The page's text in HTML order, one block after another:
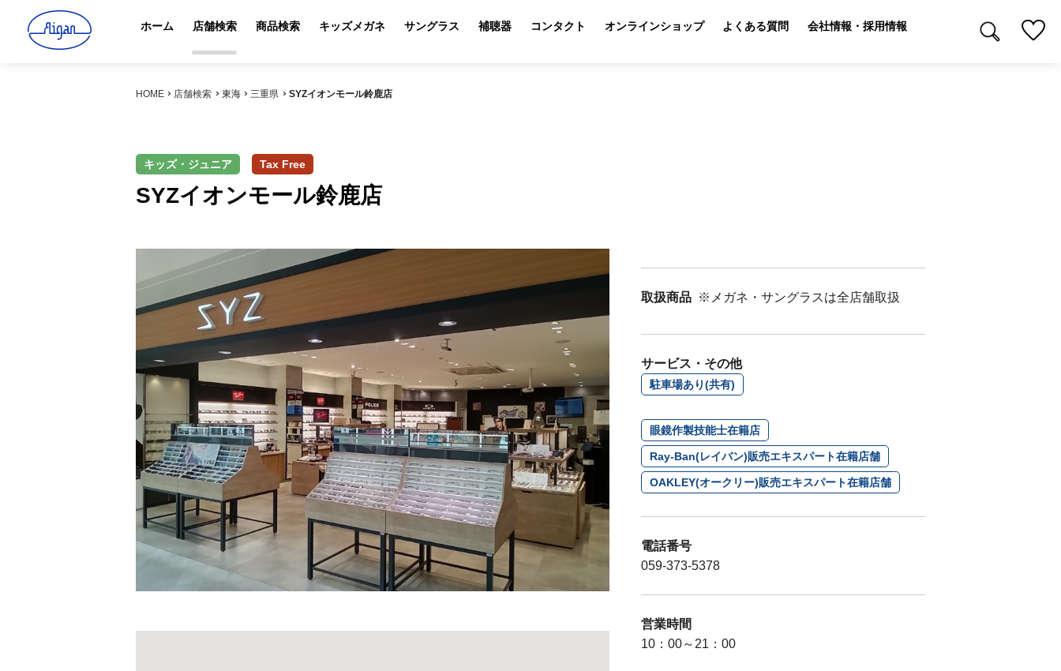
ホーム 店舗検索 商品検索 キッズメガネ サングラス 補聴器 コンタクト オンラインショップ よくある質問 会社情報・採用情報
HOME 店舗検索 東海 三重県 SYZイオンモール鈴鹿店
キッズ・ジュニア Tax Free
SYZイオンモール鈴鹿店
取扱商品 ※メガネ・サングラスは全店舗取扱
サービス・その他
駐車場あり(共有)
眼鏡作製技能士在籍店
Ray-Ban(レイバン)販売エキスパート在籍店舗
OAKLEY(オークリー)販売エキスパート在籍店舗
電話番号
059-373-5378
営業時間
10：00～21：00